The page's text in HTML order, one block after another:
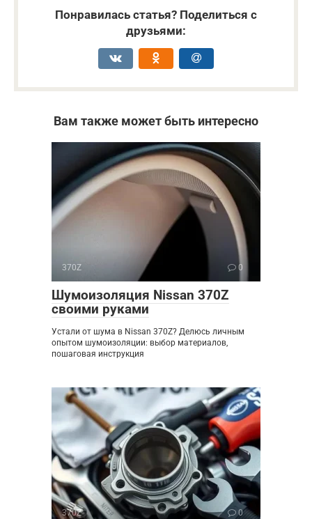
Понравилась статья? Поделиться с
друзьями:
Вам также может быть интересно
370Z 0
Шумоизоляция Nissan 370Z
своими руками
Устали от шума в Nissan 370Z? Делюсь личным
опытом шумоизоляции: выбор материалов,
пошаговая инструкция
370Z 0